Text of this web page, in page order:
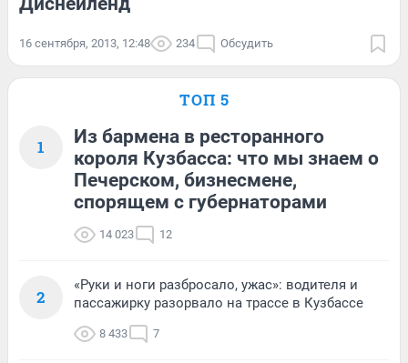
16 сентября, 2013, 12:48 234 Обсудить
ТОП 5
1
Из бармена в ресторанного
короля Кузбасса: что мы знаем о
Печерском, бизнесмене,
спорящем с губернаторами
14 023 12
2
«Руки и ноги разбросало, ужас»: водителя и
пассажирку разорвало на трассе в Кузбассе
8 433 7